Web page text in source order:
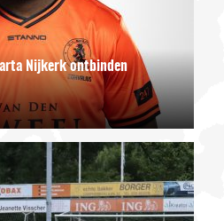
Nijkerk ontbinden